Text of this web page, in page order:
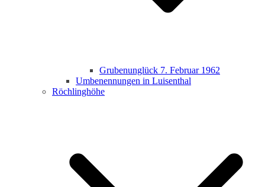
Grubenunglück 7. Februar 1962
Umbenennungen in Luisenthal
Röchlinghöhe